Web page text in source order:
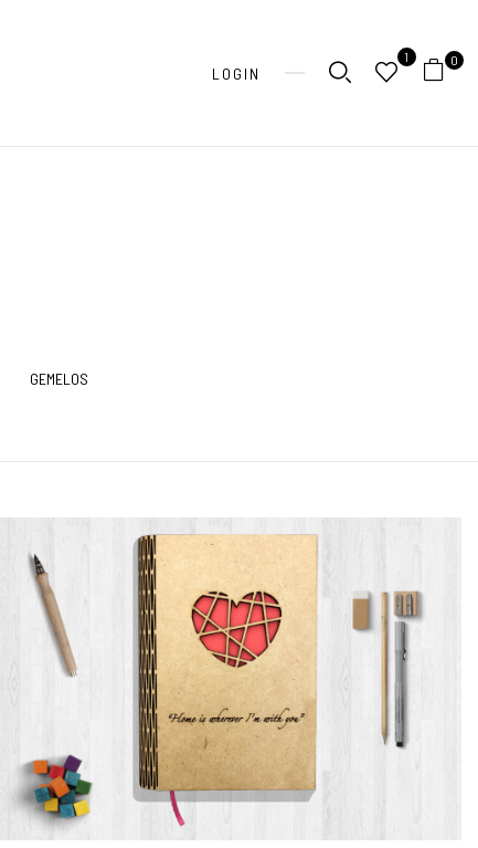
LOGIN
1 0
GEMELOS